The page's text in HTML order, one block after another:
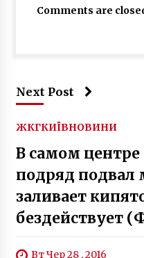
Comments are
Next Post
ЖКГКИЇВНОВИНИ
В самом центре
подряд подвал
заливает
бездействует
Вт Чер 28 , 2016